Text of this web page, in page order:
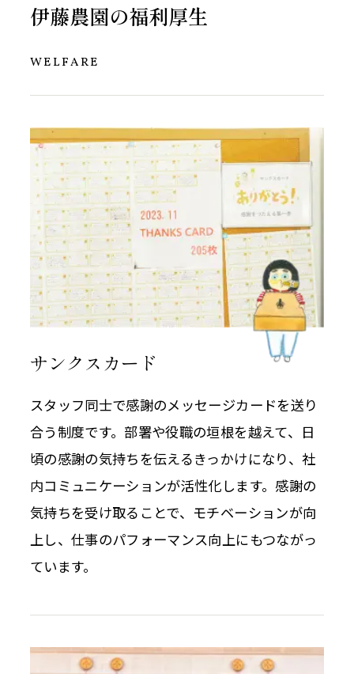
伊藤農園の福利厚生
WELFARE
サンクスカード
スタッフ同士で感謝のメッセージカードを送り
合う制度です。部署や役職の垣根を越えて、日
頃の感謝の気持ちを伝えるきっかけになり、社
内コミュニケーションが活性化します。感謝の
気持ちを受け取ることで、モチベーションが向
上し、仕事のパフォーマンス向上にもつながっ
ています。